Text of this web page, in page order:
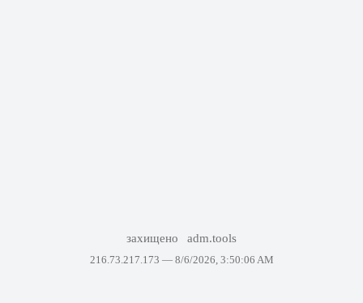
захищено adm.tools
216.73.217.173 — 8/6/2026, 3:50:06 AM